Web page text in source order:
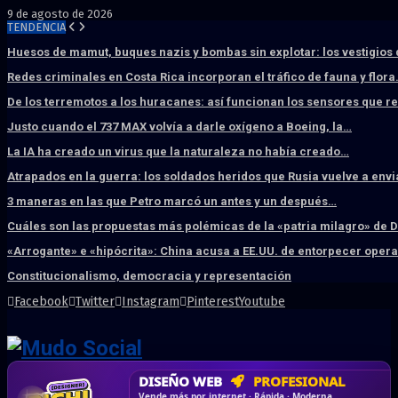
9 de agosto de 2026
TENDENCIA
Huesos de mamut, buques nazis y bombas sin explotar: los vestigios
Redes criminales en Costa Rica incorporan el tráfico de fauna y
De los terremotos a los huracanes: así funcionan los sensores que
Justo cuando el 737 MAX volvía a darle oxígeno a Boeing, la…
La IA ha creado un virus que la naturaleza no había creado…
Atrapados en la guerra: los soldados heridos que Rusia vuelve a
3 maneras en las que Petro marcó un antes y un después…
Cuáles son las propuestas más polémicas de la «patria milagro» de
«Arrogante» e «hipócrita»: China acusa a EE.UU. de entorpecer
Constitucionalismo, democracia y representación
Facebook Twitter Instagram PinterestYoutube
HOSTING SSD SÚPER RÁPIDO
DISEÑO WEB PROFESIONAL
CRM & DASHBOARD A MEDIDA
CORREO CORPORATIVO